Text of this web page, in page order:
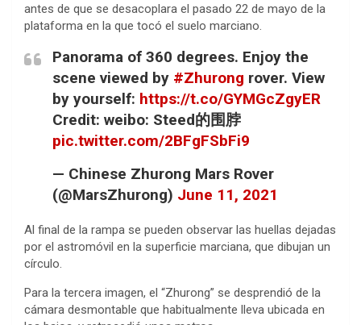
antes de que se desacoplara el pasado 22 de mayo de la
plataforma en la que tocó el suelo marciano.
Panorama of 360 degrees. Enjoy the
scene viewed by #Zhurong rover. View
by yourself: https://t.co/GYMGcZgyER
Credit: weibo: Steed的围脖
pic.twitter.com/2BFgFSbFi9
— Chinese Zhurong Mars Rover
(@MarsZhurong) June 11, 2021
Al final de la rampa se pueden observar las huellas dejadas
por el astromóvil en la superficie marciana, que dibujan un
círculo.
Para la tercera imagen, el “Zhurong” se desprendió de la
cámara desmontable que habitualmente lleva ubicada en